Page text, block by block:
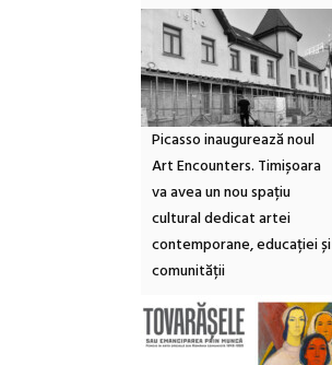
Picasso inaugurează noul
Art Encounters. Timișoara
va avea un nou spațiu
cultural dedicat artei
contemporane, educației și
comunității